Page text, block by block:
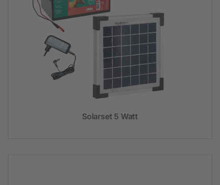
Solarset 5 Watt